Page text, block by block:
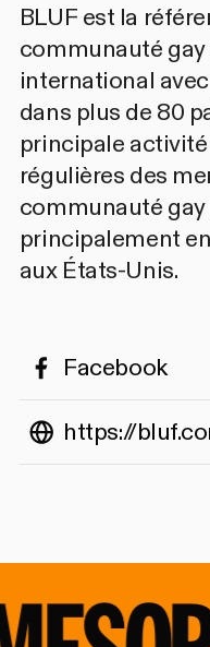
BLUF est la
communauté
international
dans plus de 80
principale
régulières des
communauté
principalement
aux États-Unis.
Facebook
https://